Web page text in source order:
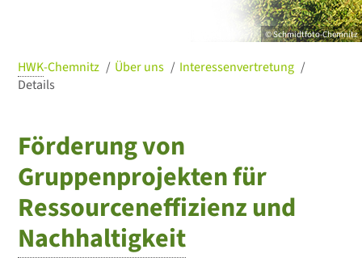
© Schmidtfoto-Chemnitz
HWK-Chemnitz Über uns
Interessenvertretung
Details
Förderung von
Gruppenprojekten für
Ressourceneffizienz und
Nachhaltigkeit